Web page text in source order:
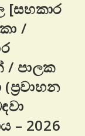
[සහකාර
/
/ පාලක
– 2026